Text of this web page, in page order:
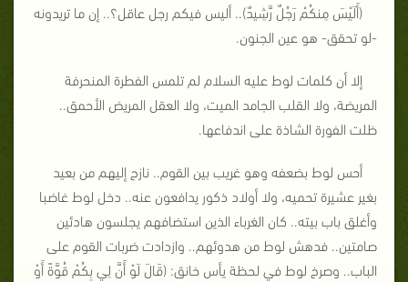
(أَلَيْسَ مِنكُمْ رَجُلٌ رَّشِيدٌ).. أليس فيكم رجل عاقل؟.. إن ما تريدونه
-لو تحقق- هو عين الجنون.
إلا أن كلمات لوط عليه السلام لم تلمس الفطرة المنحرفة
المريضة، ولا القلب الجامد الميت، ولا العقل المريض الأحمق..
ظلت الفورة الشاذة على اندفاعها.
أحس لوط بضعفه وهو غريب بين القوم.. نازح إليهم من بعيد
بغير عشيرة تحميه، ولا أولاد ذكور يدافعون عنه.. دخل لوط غاضبا
وأغلق باب بيته.. كان الغرباء الذين استضافهم يجلسون هادئين
صامتين.. فدهش لوط من هدوئهم.. وازدادت ضربات القوم على
الباب.. وصرخ لوط في لحظة يأس خانق: (قَالَ لَوْ أَنَّ لِي بِكُمْ قُوَّةً أَوْ